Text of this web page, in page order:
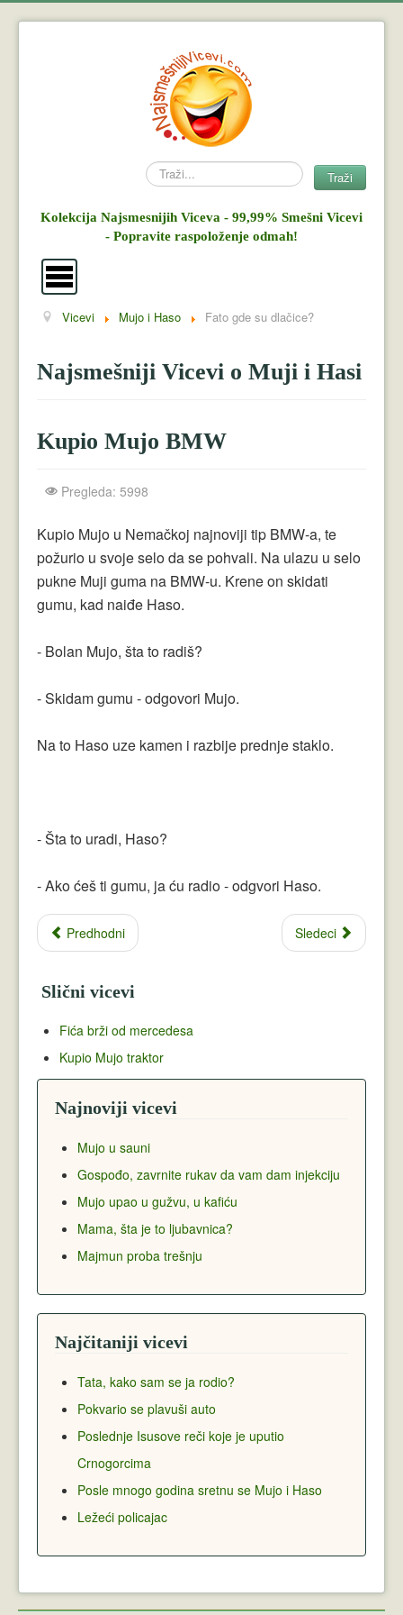
Search Traži
Kolekcija Najsmesnijih Viceva - 99,99% Smešni Vicevi
- Popravite raspoloženje odmah!
Vicevi
Mujo i Haso
Perica
Piroćanci
Vicevi Razni
Vicevi Mujo i Haso Fato gde su dlačice?
Najsmešniji Vicevi o Muji i Hasi
Kupio Mujo BMW
Pregleda: 5998
Kupio Mujo u Nemačkoj najnoviji tip BMW-a, te
požurio u svoje selo da se pohvali. Na ulazu u selo
pukne Muji guma na BMW-u. Krene on skidati
gumu, kad naiđe Haso.
- Bolan Mujo, šta to radiš?
- Skidam gumu - odgovori Mujo.
Na to Haso uze kamen i razbije prednje staklo.
- Šta to uradi, Haso?
- Ako ćeš ti gumu, ja ću radio - odgvori Haso.
Predhodni Sledeci
Slični vicevi
Fića brži od mercedesa
Kupio Mujo traktor
Najnoviji vicevi
Mujo u sauni
Gospođo, zavrnite rukav da vam dam injekciju
Mujo upao u gužvu, u kafiću
Mama, šta je to ljubavnica?
Majmun proba trešnju
Najčitaniji vicevi
Tata, kako sam se ja rodio?
Pokvario se plavuši auto
Poslednje Isusove reči koje je uputio
Crnogorcima
Posle mnogo godina sretnu se Mujo i Haso
Ležeći policajac